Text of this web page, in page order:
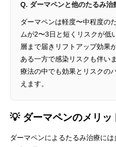
Q. ダーマペンと他のたるみ治
ダーマペンは軽度〜中程度の
ムが2〜3日と短くリスクが低
層まで届きリフトアップ効果
ある一方で感染リスクも伴い
療法の中でも効果とリスクの
えます。
💡 ダーマペンのメリッ
ダーマペンによるたるみ治療には